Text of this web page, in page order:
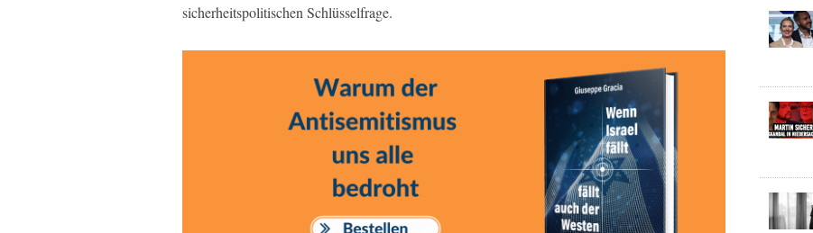
sicherheitspolitischen Schlüsselfrage.